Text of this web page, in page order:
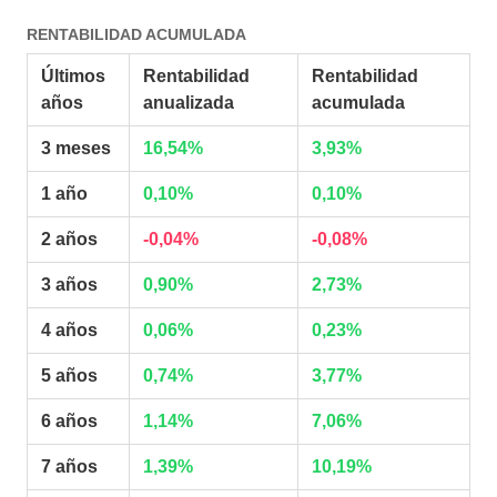
RENTABILIDAD ACUMULADA
Últimos
años
Rentabilidad
anualizada
Rentabilidad
acumulada
3 meses 16,54% 3,93%
1 año 0,10% 0,10%
2 años -0,04% -0,08%
3 años 0,90% 2,73%
4 años 0,06% 0,23%
5 años 0,74% 3,77%
6 años 1,14% 7,06%
7 años 1,39% 10,19%